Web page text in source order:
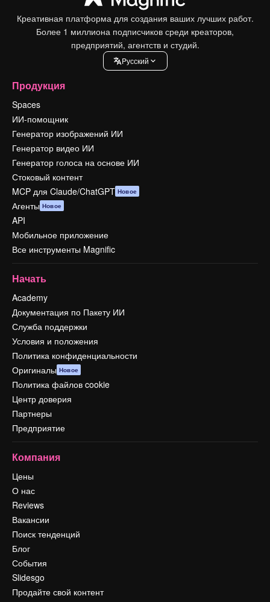
Креативная платформа для создания ваших лучших работ.
Более 1 миллиона подписчиков среди креаторов,
предприятий, агентств и студий.
Pусский
Продукция
Spaces
ИИ-помощник
Генератор изображений ИИ
Генератор видео ИИ
Генератор голоса на основе ИИ
Стоковый контент
MCP для Claude/ChatGPT Новое
Агенты Новое
API
Мобильное приложение
Все инструменты Magnific
Начать
Academy
Документация по Пакету ИИ
Служба поддержки
Условия и положения
Политика конфиденциальности
Оригиналы Новое
Политика файлов cookie
Центр доверия
Партнеры
Предприятие
Компания
Цены
О нас
Reviews
Вакансии
Поиск тенденций
Блог
События
Slidesgo
Продайте свой контент